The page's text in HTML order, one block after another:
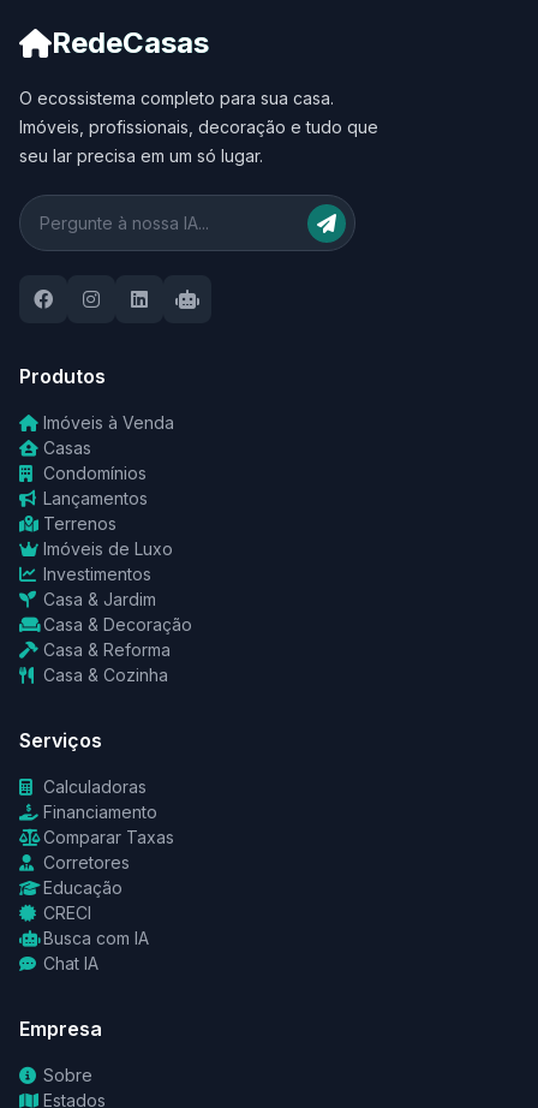
RedeCasas
O ecossistema completo para sua casa.
Imóveis, profissionais, decoração e tudo que
seu lar precisa em um só lugar.
Produtos
Imóveis à Venda
Casas
Condomínios
Lançamentos
Terrenos
Imóveis de Luxo
Investimentos
Casa & Jardim
Casa & Decoração
Casa & Reforma
Casa & Cozinha
Serviços
Calculadoras
Financiamento
Comparar Taxas
Corretores
Educação
CRECI
Busca com IA
Chat IA
Empresa
Sobre
Estados